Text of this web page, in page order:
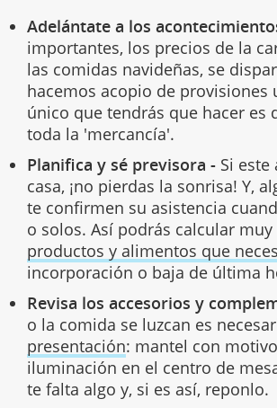
Adelántate a los
importantes, los precios de la
las comidas navideñas, se
hacemos acopio de provisiones
único que tendrás que hacer es
toda la 'mercancía'.
Planifica y sé previsora - Si
casa, ¡no pierdas la sonrisa! Y,
te confirmen su asistencia
o solos. Así podrás calcular
productos y alimentos que
incorporación o baja de última
Revisa los accesorios y
o la comida se luzcan es
presentación: mantel con
iluminación en el centro de
te falta algo y, si es así, reponlo.